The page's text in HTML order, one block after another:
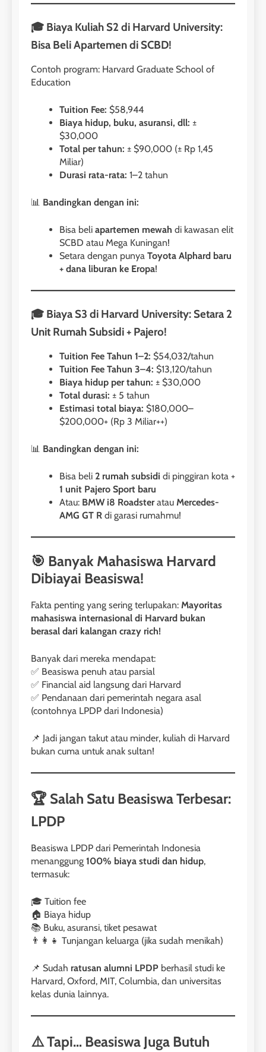
🎓 Biaya Kuliah S2 di Harvard University:
Bisa Beli Apartemen di SCBD!
Contoh program: Harvard Graduate School of
Education
Tuition Fee: $58,944
Biaya hidup, buku, asuransi, dll: ±
$30,000
Total per tahun: ± $90,000 (± Rp 1,45
Miliar)
Durasi rata-rata: 1–2 tahun
📊 Bandingkan dengan ini:
Bisa beli apartemen mewah di kawasan elit
SCBD atau Mega Kuningan!
Setara dengan punya Toyota Alphard baru
+ dana liburan ke Eropa!
🎓 Biaya S3 di Harvard University: Setara 2
Unit Rumah Subsidi + Pajero!
Tuition Fee Tahun 1–2: $54,032/tahun
Tuition Fee Tahun 3–4: $13,120/tahun
Biaya hidup per tahun: ± $30,000
Total durasi: ± 5 tahun
Estimasi total biaya: $180,000–
$200,000+ (Rp 3 Miliar++)
📊 Bandingkan dengan ini:
Bisa beli 2 rumah subsidi di pinggiran kota +
1 unit Pajero Sport baru
Atau: BMW i8 Roadsteratau Mercedes-
AMG GT R di garasi rumahmu!
🎯 Banyak Mahasiswa Harvard
Dibiayai Beasiswa!
Fakta penting yang sering terlupakan: Mayoritas
mahasiswa internasional di Harvard bukan
berasal dari kalangan crazy rich!
Banyak dari mereka mendapat:
✅ Beasiswa penuh atau parsial
✅ Financial aid langsung dari Harvard
✅ Pendanaan dari pemerintah negara asal
(contohnya LPDP dari Indonesia)
📌 Jadi jangan takut atau minder, kuliah di Harvard
bukan cuma untuk anak sultan!
🏆 Salah Satu Beasiswa Terbesar:
LPDP
Beasiswa LPDP dari Pemerintah Indonesia
menanggung 100% biaya studi dan hidup,
termasuk:
🎓 Tuition fee
🏠 Biaya hidup
📚 Buku, asuransi, tiket pesawat
👨‍👩‍👧 Tunjangan keluarga (jika sudah menikah)
📌 Sudah ratusan alumni LPDP berhasil studi ke
Harvard, Oxford, MIT, Columbia, dan universitas
kelas dunia lainnya.
⚠️ Tapi… Beasiswa Juga Butuh